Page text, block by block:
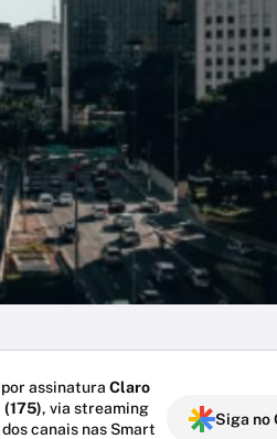
por assinatura Claro
(175), via streaming
canais nas Smart
Siga no